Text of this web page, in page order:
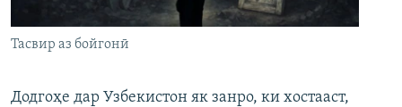
Тасвир аз бойгонӣ
Додгоҳе дар Узбекистон як занро, ки хостааст,